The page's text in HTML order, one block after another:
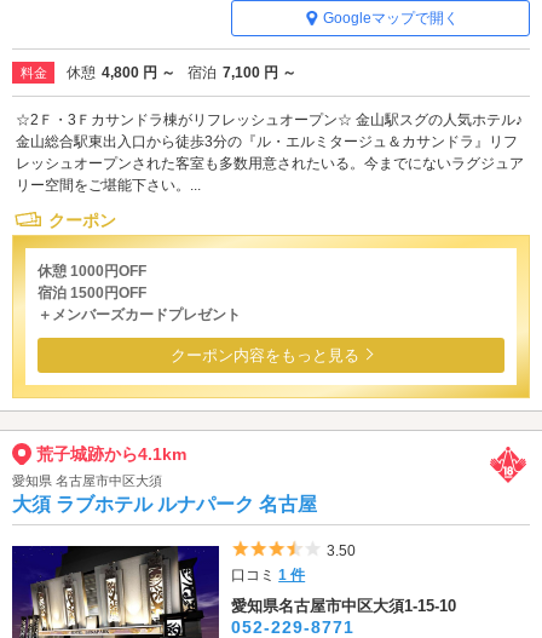
Googleマップで開く
料金 休憩 4,800 円 ～ 宿泊 7,100 円 ～
☆2Ｆ・3Ｆカサンドラ棟がリフレッシュオープン☆ 金山駅スグの人気ホテル♪
金山総合駅東出入口から徒歩3分の『ル・エルミタージュ＆カサンドラ』リフ
レッシュオープンされた客室も多数用意されたいる。今までにないラグジュア
リー空間をご堪能下さい。...
クーポン
休憩 1000円OFF
宿泊 1500円OFF
＋メンバーズカードプレゼント
クーポン内容をもっと見る
荒子城跡から4.1km
愛知県 名古屋市中区大須
大須 ラブホテル ルナパーク 名古屋
5つ星のうち3.5
3.50
口コミ1 件
愛知県名古屋市中区大須1-15-10
052-229-8771